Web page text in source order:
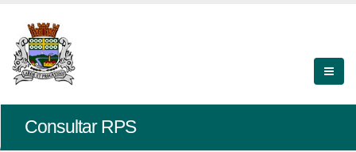
Consultar RPS